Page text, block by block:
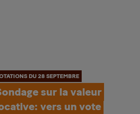
DU 28 SEPTEMBRE
sur la valeur
vers un vote